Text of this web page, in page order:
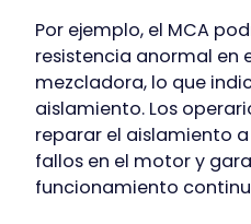
Por ejemplo, el MCA
resistencia anormal en
mezcladora, lo que
aislamiento. Los
reparar el aislamiento
fallos en el motor y
funcionamiento